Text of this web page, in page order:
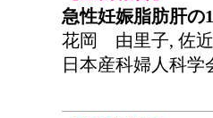
急性妊娠脂肪肝の
花岡 由里子, 佐
日本産科婦人科学